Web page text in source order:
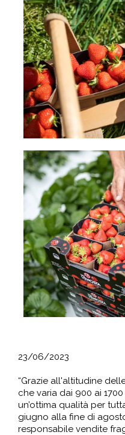
23/06/2023
“Grazie all'altitudine
che varia dai 900 ai
un’ottima qualità per
giugno alla fine di
responsabile vendite